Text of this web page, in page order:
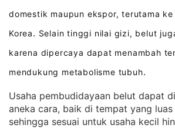
domestik maupun ekspor, terutama
Korea. Selain tinggi nilai gizi, belut
karena dipercaya dapat menambah
mendukung metabolisme tubuh.
Usaha pembudidayaan belut dapat
aneka cara, baik di tempat yang
sehingga sesuai untuk usaha kecil